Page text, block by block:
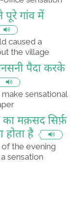
गांव में
caused a
the village
पैदा करके
sensational
मक़सद सिर्फ़
होता है
the evening
sensation